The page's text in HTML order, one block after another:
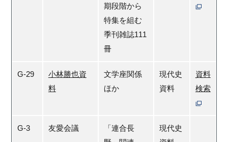
期段階から
特集を組む
季刊雑誌111
冊
G-29
小林勝也資
料
文学座関係
ほか
現代史
資料
資料
検索
G-3 友愛会議
「連合長
現代史